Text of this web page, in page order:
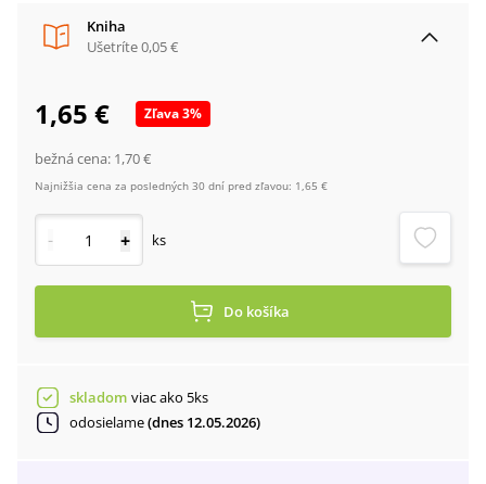
Kniha
Ušetríte0,05 €
1,65 € Zľava3%
bežná cena: 1,70 €
Najnižšia cena za posledných 30 dní pred zľavou: 1,65 €
- + ks
Do košíka
skladom viac ako 5ks
odosielame(dnes 12.05.2026)